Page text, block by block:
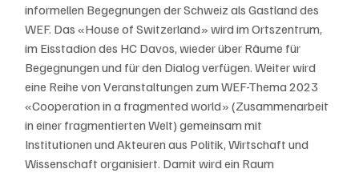
informellen Begegnungen der Schweiz als Gastland des
WEF. Das «House of Switzerland» wird im Ortszentrum,
im Eisstadion des HC Davos, wieder über Räume für
Begegnungen und für den Dialog verfügen. Weiter wird
eine Reihe von Veranstaltungen zum WEF-Thema 2023
«Cooperation in a fragmented world» (Zusammenarbeit
in einer fragmentierten Welt) gemeinsam mit
Institutionen und Akteuren aus Politik, Wirtschaft und
Wissenschaft organisiert. Damit wird ein Raum